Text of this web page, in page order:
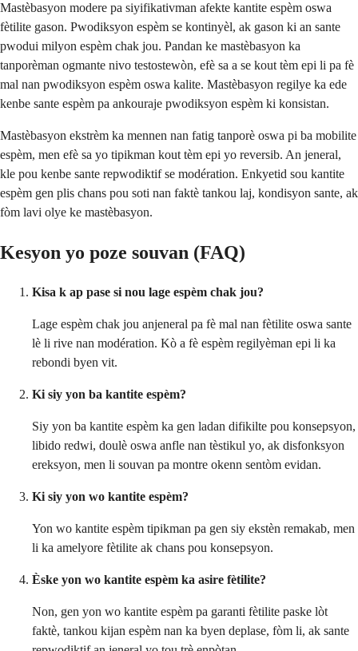
Mastèbasyon modere pa siyifikativman afekte kantite espèm oswa
fètilite gason. Pwodiksyon espèm se kontinyèl, ak gason ki an sante
pwodui milyon espèm chak jou. Pandan ke mastèbasyon ka
tanporèman ogmante nivo testostewòn, efè sa a se kout tèm epi li pa fè
mal nan pwodiksyon espèm oswa kalite. Mastèbasyon regilye ka ede
kenbe sante espèm pa ankouraje pwodiksyon espèm ki konsistan.
Mastèbasyon ekstrèm ka mennen nan fatig tanporè oswa pi ba mobilite
espèm, men efè sa yo tipikman kout tèm epi yo reversib. An jeneral,
kle pou kenbe sante repwodiktif se modération. Enkyetid sou kantite
espèm gen plis chans pou soti nan faktè tankou laj, kondisyon sante, ak
fòm lavi olye ke mastèbasyon.
Kesyon yo poze souvan (FAQ)
Kisa k ap pase si nou lage espèm chak jou?
Lage espèm chak jou anjeneral pa fè mal nan fètilite oswa sante
lè li rive nan modération. Kò a fè espèm regilyèman epi li ka
rebondi byen vit.
Ki siy yon ba kantite espèm?
Siy yon ba kantite espèm ka gen ladan difikilte pou konsepsyon,
libido redwi, doulè oswa anfle nan tèstikul yo, ak disfonksyon
ereksyon, men li souvan pa montre okenn sentòm evidan.
Ki siy yon wo kantite espèm?
Yon wo kantite espèm tipikman pa gen siy ekstèn remakab, men
li ka amelyore fètilite ak chans pou konsepsyon.
Èske yon wo kantite espèm ka asire fètilite?
Non, gen yon wo kantite espèm pa garanti fètilite paske lòt
faktè, tankou kijan espèm nan ka byen deplase, fòm li, ak sante